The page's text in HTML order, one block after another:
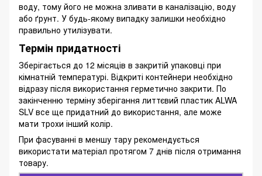
воду, тому його не можна зливати в каналізацію, воду
або ґрунт. У будь-якому випадку залишки необхідно
правильно утилізувати.
Термін придатності
Зберігається до 12 місяців в закритій упаковці при
кімнатній температурі. Відкриті контейнери необхідно
відразу після використання герметично закрити. По
закінченню терміну зберігання литтєвий пластик ALWA
SLV все ще придатний до використання, але може
мати трохи інший колір.
При фасуванні в меншу тару рекомендується
використати матеріал протягом 7 днів після отримання
товару.